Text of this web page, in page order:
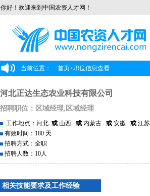
你好！欢迎来到中国农资人才网！
当前位置： 首页>职位信息查看
河北正达生态农业科技有限公司
招聘职位：区域经理,区域经理
工作地点：河北 或 山西 或 内蒙古 或 安徽 或 江苏
有效时间：180 天
招聘方式：全职
招聘人数：10人
相关技能要求及工作经验